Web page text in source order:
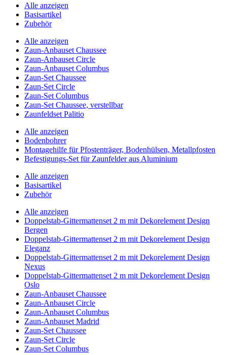
Alle anzeigen
Basisartikel
Zubehör
Alle anzeigen
Zaun-Anbauset Chaussee
Zaun-Anbauset Circle
Zaun-Anbauset Columbus
Zaun-Set Chaussee
Zaun-Set Circle
Zaun-Set Columbus
Zaun-Set Chaussee, verstellbar
Zaunfeldset Palitio
Alle anzeigen
Bodenbohrer
Montagehilfe für Pfostenträger, Bodenhülsen, Metallpfosten
Befestigungs-Set für Zaunfelder aus Aluminium
Alle anzeigen
Basisartikel
Zubehör
Alle anzeigen
Doppelstab-Gittermattenset 2 m mit Dekorelement Design
Bergen
Doppelstab-Gittermattenset 2 m mit Dekorelement Design
Eleganz
Doppelstab-Gittermattenset 2 m mit Dekorelement Design
Nexus
Doppelstab-Gittermattenset 2 m mit Dekorelement Design
Oslo
Zaun-Anbauset Chaussee
Zaun-Anbauset Circle
Zaun-Anbauset Columbus
Zaun-Anbauset Madrid
Zaun-Set Chaussee
Zaun-Set Circle
Zaun-Set Columbus